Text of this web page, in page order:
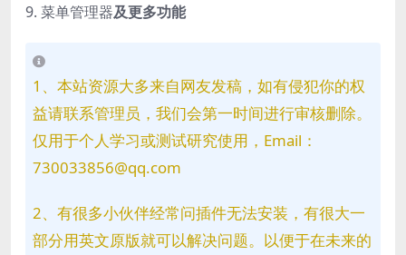
9. 菜单管理器及更多功能
1、本站资源大多来自网友发稿，如有侵犯你的权
益请联系管理员，我们会第一时间进行审核删除。
仅用于个人学习或测试研究使用，Email：
730033856@qq.com
2、有很多小伙伴经常问插件无法安装，有很大一
部分用英文原版就可以解决问题。以便于在未来的